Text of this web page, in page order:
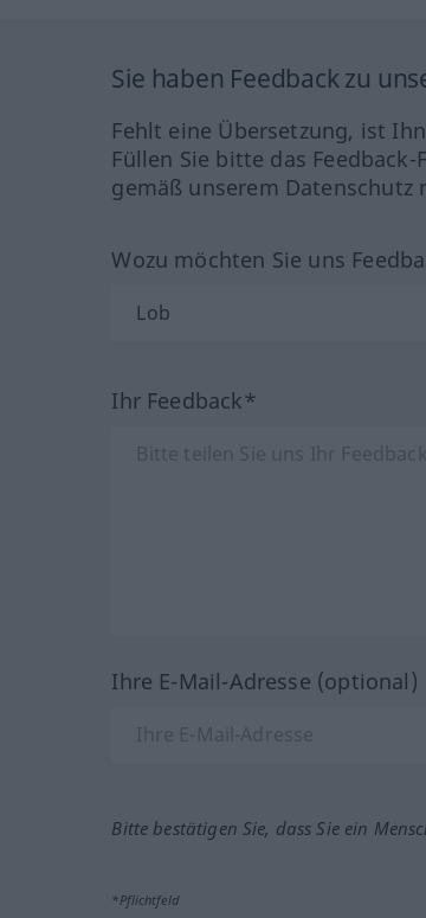
Sie haben Feedback zu
Fehlt eine Übersetzung, ist
Füllen Sie bitte das
gemäß unserem
Wozu möchten Sie uns
Ihr Feedback*
Ihre E-Mail-Adresse (optional)
Bitte bestätigen Sie, dass Sie ein
*Pflichtfeld